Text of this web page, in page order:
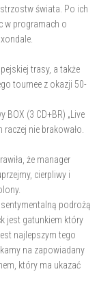
świata. Po ich
w programach o
trasy, a także
tournee z okazji 50-
BOX (3 CD+BR) „Live
nie brakowało.
że manager
cierpliwy i
sentymentalną podrożą
jest gatunkiem który
najlepszym tego
na zapowiadany
który ma ukazać